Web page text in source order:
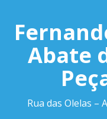
Abate
Rua das Olelas –